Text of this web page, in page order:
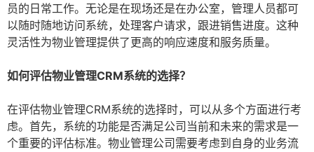
员的日常工作。无论是在现场还是在办公室，管理人员都可
以随时随地访问系统，处理客户请求，跟进销售进度。这种
灵活性为物业管理提供了更高的响应速度和服务质量。
如何评估物业管理CRM系统的选择？
在评估物业管理CRM系统的选择时，可以从多个方面进行考
虑。首先，系统的功能是否满足公司当前和未来的需求是一
个重要的评估标准。物业管理公司需要考虑到自身的业务流